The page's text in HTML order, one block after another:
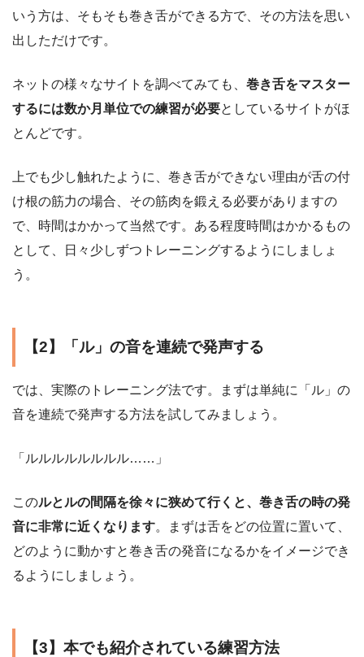
いう方は、そもそも巻き舌ができる方で、その方法を思い
出しただけです。
ネットの様々なサイトを調べてみても、 巻き舌をマスター
するには数か月単位での練習が必要としているサイトがほ
とんどです。
上でも少し触れたように、巻き舌ができない理由が舌の付
け根の筋力の場合、その筋肉を鍛える必要がありますの
で、時間はかかって当然です。ある程度時間はかかるもの
として、日々少しずつトレーニングするようにしましょ
う。
【2】「ル」の音を連続で発声する
では、実際のトレーニング法です。まずは単純に「ル」の
音を連続で発声する方法を試してみましょう。
「ルルルルルルルル……」
このルとルの間隔を徐々に狭めて行くと、巻き舌の時の発
音に非常に近くなります。まずは舌をどの位置に置いて、
どのように動かすと巻き舌の発音になるかをイメージでき
るようにしましょう。
【3】本でも紹介されている練習方法